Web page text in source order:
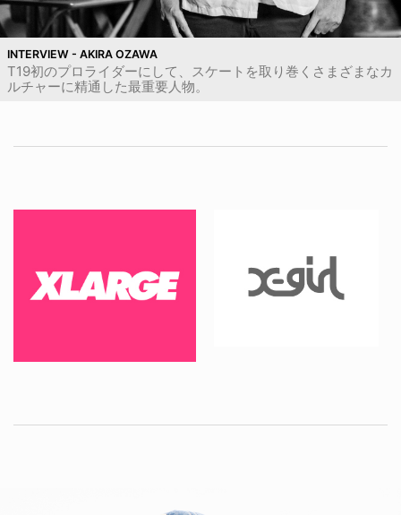
INTERVIEW - AKIRA OZAWA
T19初のプロライダーにして、スケートを取り巻くさまざまなカ
ルチャーに精通した最重要人物。